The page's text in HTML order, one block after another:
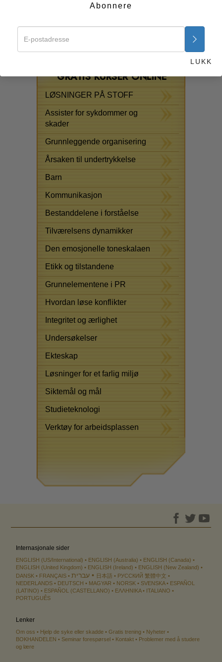
hjelpeløst observere andres pine. I stedet vil du ha
Start nå >>
GRATIS KURSER ONLINE
LØSNINGER PÅ STOFF
Assister for sykdommer og
skader
Grunnleggende organisering
Årsaken til undertrykkelse
Barn
Kommunikasjon
Bestanddelene i forståelse
Tilværelsens dynamikker
Den emosjonelle toneskalaen
Etikk og tilstandene
Grunnelementene i PR
Hvordan løse konflikter
Integritet og ærlighet
Undersøkelser
Ekteskap
Løsninger for et farlig miljø
Siktemål og mål
Studieteknologi
Verktøy for arbeidsplassen
Internasjonale sider
ENGLISH (US/International) ENGLISH (Australia)
ENGLISH (Canada)
ENGLISH (United Kingdom)
ENGLISH (Ireland)
ENGLISH (New Zealand)
DANSK
FRANÇAIS עברית 日本語 РУССКИЙ 繁體中文
NEDERLANDS
DEUTSCH MAGYAR NORSK SVENSKA
ESPAÑOL
(LATINO)
ESPAÑOL (CASTELLANO) ΕΛΛΗΝΙΚA
ITALIANO
PORTUGUÊS
Lenker
Om oss Hjelp de syke eller skadde Gratis trening
Nyheter
BOKHANDELEN
Seminar forespørsel Kontakt
Problemer med å studere
og lære
Abonnere
LUKK